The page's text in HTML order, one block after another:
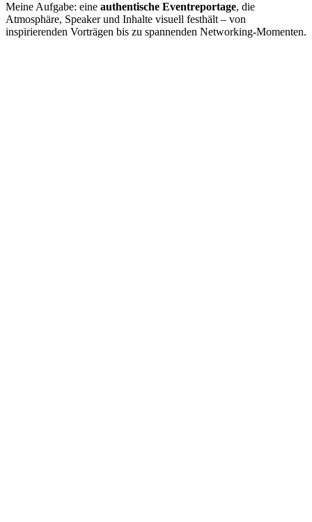
Meine Aufgabe: eine authentische Eventreportage, die
Atmosphäre, Speaker und Inhalte visuell festhält – von
inspirierenden Vorträgen bis zu spannenden Networking-Momenten.